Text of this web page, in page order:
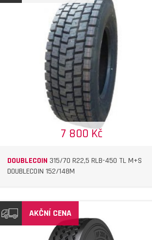
7 800 Kč
DOUBLECOIN 315/70 R22,5 RLB-450 TL M+S
DOUBLECOIN 152/148M
DETAIL
AKČNÍ CENA